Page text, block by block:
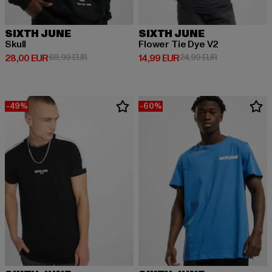
SIXTH JUNE
Skull
28,00 EUR
Derzeitiger Preis: 28,00 EUR
69,99 EURAktionspreis: 69,99 EUR
SIXTH JUNE
Flower Tie Dye V2
14,99 EUR
Derzeitiger Preis: 14,99 EUR
24,99 EURAktionspreis:
-49% -60%